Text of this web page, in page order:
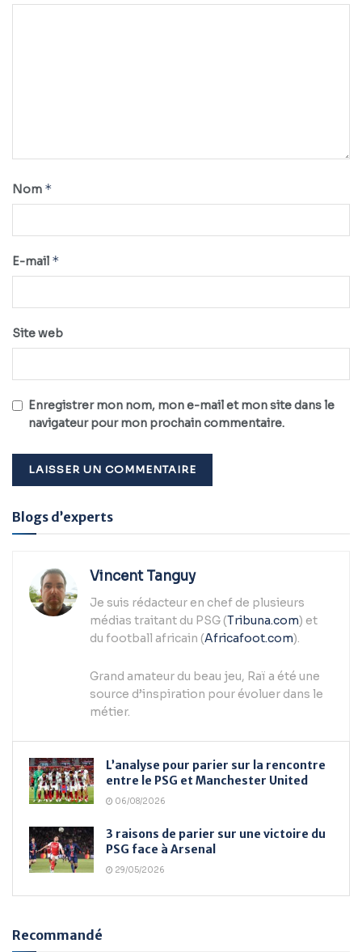
Nom *
E-mail *
Site web
Enregistrer mon nom, mon e-mail et mon site dans le
navigateur pour mon prochain commentaire.
Alternative:
Blogs d’experts
Vincent Tanguy
Je suis rédacteur en chef de plusieurs
médias traitant du PSG (Tribuna.com) et
du football africain (Africafoot.com).
Grand amateur du beau jeu, Raï a été une
source d’inspiration pour évoluer dans le
métier.
L’analyse pour parier sur la rencontre
entre le PSG et Manchester United
06/08/2026
3 raisons de parier sur une victoire du
PSG face à Arsenal
29/05/2026
Recommandé